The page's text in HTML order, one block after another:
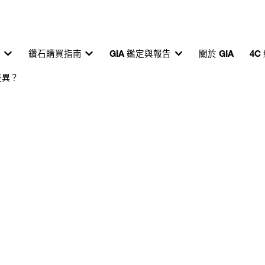
鑽石購買指南 GIA 鑑定與報告 關於 GIA 4C
？